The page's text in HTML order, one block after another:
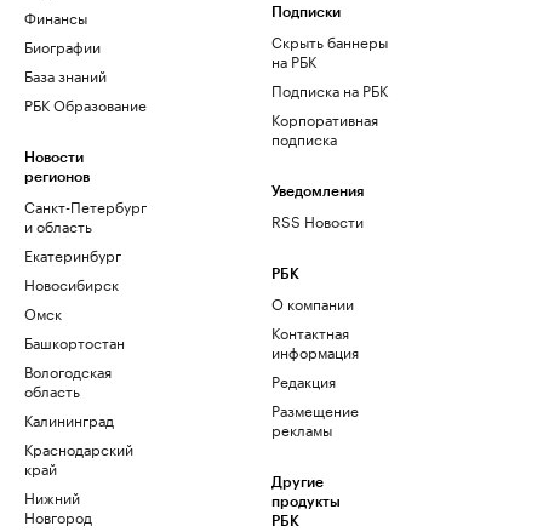
Финансы
Биографии
База знаний
РБК Образование
Новости
регионов
Санкт-Петербург
и область
Екатеринбург
Новосибирск
Омск
Башкортостан
Вологодская
область
Калининград
Краснодарский
край
Нижний
Новгород
Подписки
Скрыть баннеры
на РБК
Подписка на РБК
Корпоративная
подписка
Уведомления
RSS Новости
РБК
О компании
Контактная
информация
Редакция
Размещение
рекламы
Другие
продукты
РБК